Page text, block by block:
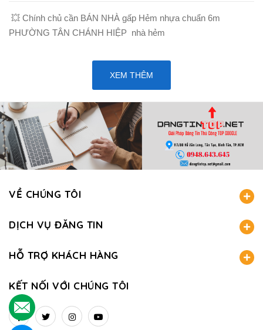
💥 Chính chủ cần BÁN NHÀ gấp Hẻm nhựa chuẩn 6m
PHƯỜNG TÂN CHÁNH HIỆP nhà hẻm
XEM THÊM
VỀ CHÚNG TÔI
DỊCH VỤ ĐĂNG TIN
HỖ TRỢ KHÁCH HÀNG
KẾT NỐI VỚI CHÚNG TÔI
.